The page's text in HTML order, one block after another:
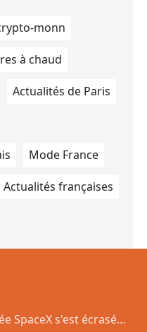
monn
à chaud
Actualités de Paris
Mode France
Actualités françaises
SpaceX s'est écrasé